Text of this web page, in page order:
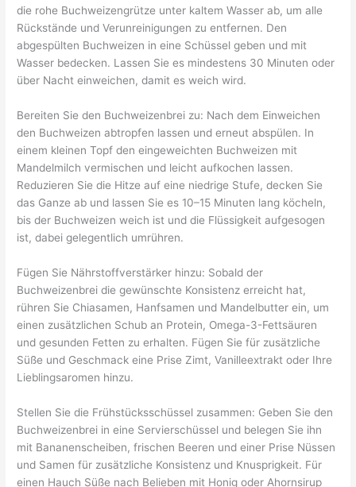
die rohe Buchweizengrütze unter kaltem Wasser ab, um alle
Rückstände und Verunreinigungen zu entfernen. Den
abgespülten Buchweizen in eine Schüssel geben und mit
Wasser bedecken. Lassen Sie es mindestens 30 Minuten oder
über Nacht einweichen, damit es weich wird.
Bereiten Sie den Buchweizenbrei zu: Nach dem Einweichen
den Buchweizen abtropfen lassen und erneut abspülen. In
einem kleinen Topf den eingeweichten Buchweizen mit
Mandelmilch vermischen und leicht aufkochen lassen.
Reduzieren Sie die Hitze auf eine niedrige Stufe, decken Sie
das Ganze ab und lassen Sie es 10–15 Minuten lang köcheln,
bis der Buchweizen weich ist und die Flüssigkeit aufgesogen
ist, dabei gelegentlich umrühren.
Fügen Sie Nährstoffverstärker hinzu: Sobald der
Buchweizenbrei die gewünschte Konsistenz erreicht hat,
rühren Sie Chiasamen, Hanfsamen und Mandelbutter ein, um
einen zusätzlichen Schub an Protein, Omega-3-Fettsäuren
und gesunden Fetten zu erhalten. Fügen Sie für zusätzliche
Süße und Geschmack eine Prise Zimt, Vanilleextrakt oder Ihre
Lieblingsaromen hinzu.
Stellen Sie die Frühstücksschüssel zusammen: Geben Sie den
Buchweizenbrei in eine Servierschüssel und belegen Sie ihn
mit Bananenscheiben, frischen Beeren und einer Prise Nüssen
und Samen für zusätzliche Konsistenz und Knusprigkeit. Für
einen Hauch Süße nach Belieben mit Honig oder Ahornsirup